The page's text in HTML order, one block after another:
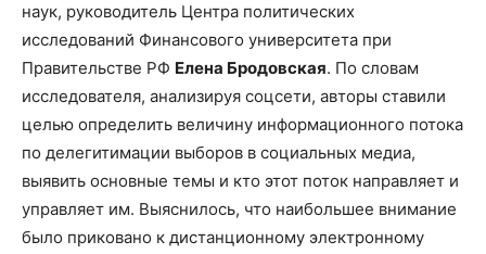
наук, руководитель Центра политических
исследований Финансового университета при
Правительстве РФ Елена Бродовская. По словам
исследователя, анализируя соцсети, авторы ставили
целью определить величину информационного потока
по делегитимации выборов в социальных медиа,
выявить основные темы и кто этот поток направляет и
управляет им. Выяснилось, что наибольшее внимание
было приковано к дистанционному электронному